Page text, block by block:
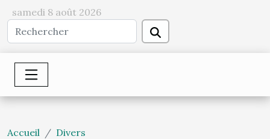
samedi 8 août 2026
Accueil
Divers